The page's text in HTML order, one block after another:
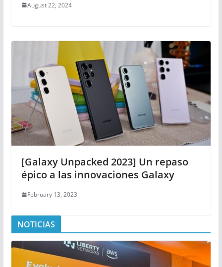
August 22, 2024
[Galaxy Unpacked 2023] Un repaso
épico a las innovaciones Galaxy
February 13, 2023
NOTICIAS